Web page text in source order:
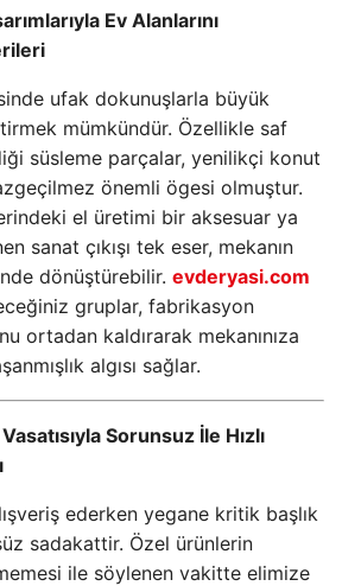
Ev Alanlarını
ufak dokunuşlarla büyük
mümkündür. Özellikle saf
süsleme parçalar, yenilikçi konut
önemli ögesi olmuştur.
el üretimi bir aksesuar ya
sanat çıkışı tek eser, mekanın
dönüştürebilir. evderyasi.com
gruplar, fabrikasyon
ortadan kaldırarak mekanınıza
algısı sağlar.
Sorunsuz İle Hızlı
ederken yegane kritik başlık
sadakattir. Özel ürünlerin
ile söylenen vakitte elimize